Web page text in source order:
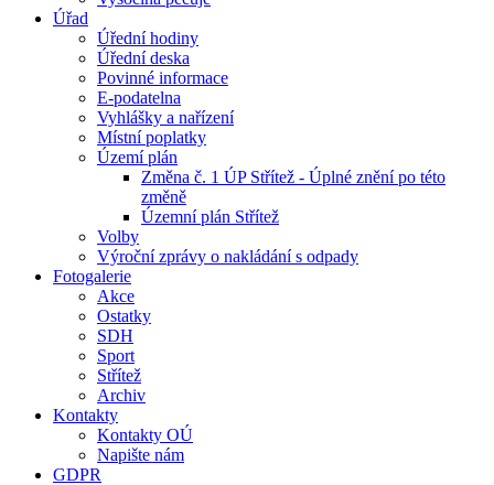
Úřad
Úřední hodiny
Úřední deska
Povinné informace
E-podatelna
Vyhlášky a nařízení
Místní poplatky
Území plán
Změna č. 1 ÚP Střítež - Úplné znění po této
změně
Územní plán Střítež
Volby
Výroční zprávy o nakládání s odpady
Fotogalerie
Akce
Ostatky
SDH
Sport
Střítež
Archiv
Kontakty
Kontakty OÚ
Napište nám
GDPR